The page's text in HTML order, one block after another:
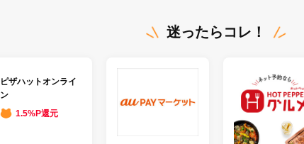
迷ったらコレ！
ピザハットオンライ
ン
1.5%P還元